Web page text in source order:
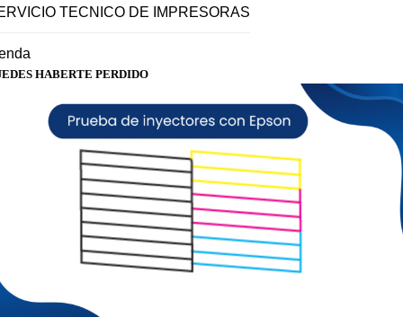
TECNICO DE IMPRESORAS
HABERTE PERDIDO